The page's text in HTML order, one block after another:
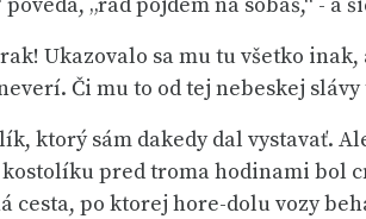
Ukazovalo sa mu tu všetko
Či mu to od tej nebeskej
ktorý sám dakedy dal vystavať.
pred troma hodinami bol
cesta, po ktorej hore-dolu vozy